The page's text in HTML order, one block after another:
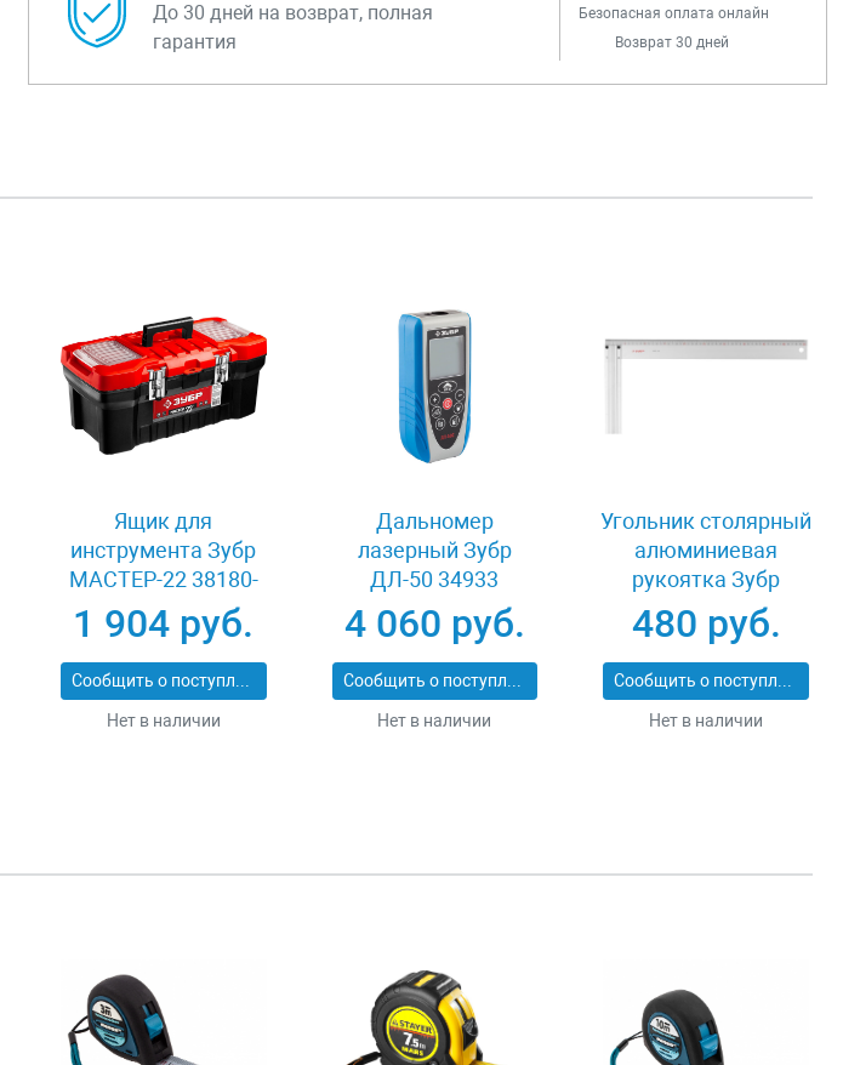
До 30 дней на возврат, полная
гарантия
Безопасная оплата онлайн
Возврат 30 дней
Ящик для
инструмента Зубр
МАСТЕР-22 38180-
22_z02
1 904 руб.
Сообщить о поступлении
Нет в наличии
Дальномер
лазерный Зубр
ДЛ-50 34933
4 060 руб.
Сообщить о поступлении
Нет в наличии
Угольник столярный
алюминиевая
рукоятка Зубр
34395-40
480 руб.
Сообщить о поступлении
Нет в наличии